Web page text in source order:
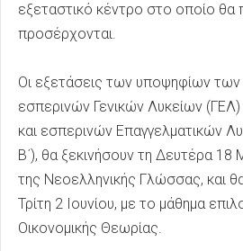
εξεταστικό κέντρο στο οποίο θα
προσέρχονται.
Οι εξετάσεις των υποψηφίων των
εσπερινών Γενικών Λυκείων
και εσπερινών Επαγγελματικών
Β΄), θα ξεκινήσουν τη Δευτέρα 18
της Νεοελληνικής Γλώσσας, και
Τρίτη 2 Ιουνίου, με το μάθημα
Οικονομικής Θεωρίας.